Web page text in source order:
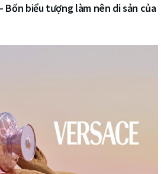
Bốn biểu tượng làm nên di sản của